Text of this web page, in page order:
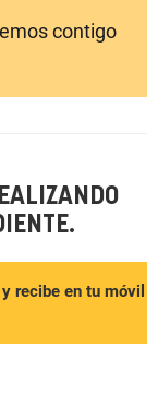
contigo
recibe en tu móvil